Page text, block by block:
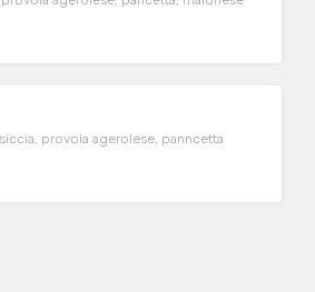
provola agerolese, panncetta